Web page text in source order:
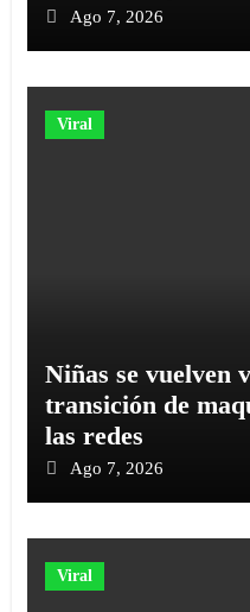
Ago 7, 2026
Viral
Niñas se vuelven
transición de
las redes
Ago 7, 2026
Viral